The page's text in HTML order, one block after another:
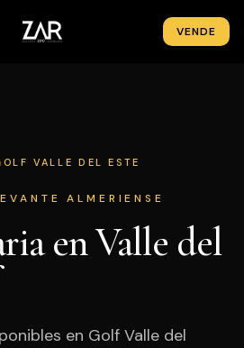
VENDE
VALLE DEL ESTE
ALMERIENSE
en Valle del
en Golf Valle del